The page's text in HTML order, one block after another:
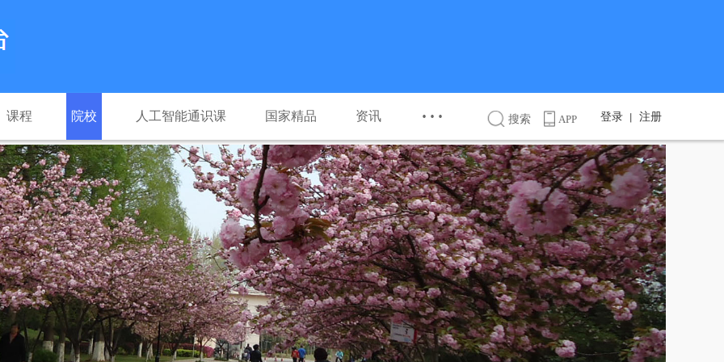
课程 院校 人工智能通识课 国家精品 资讯 ··· 搜索 APP 登录 注册